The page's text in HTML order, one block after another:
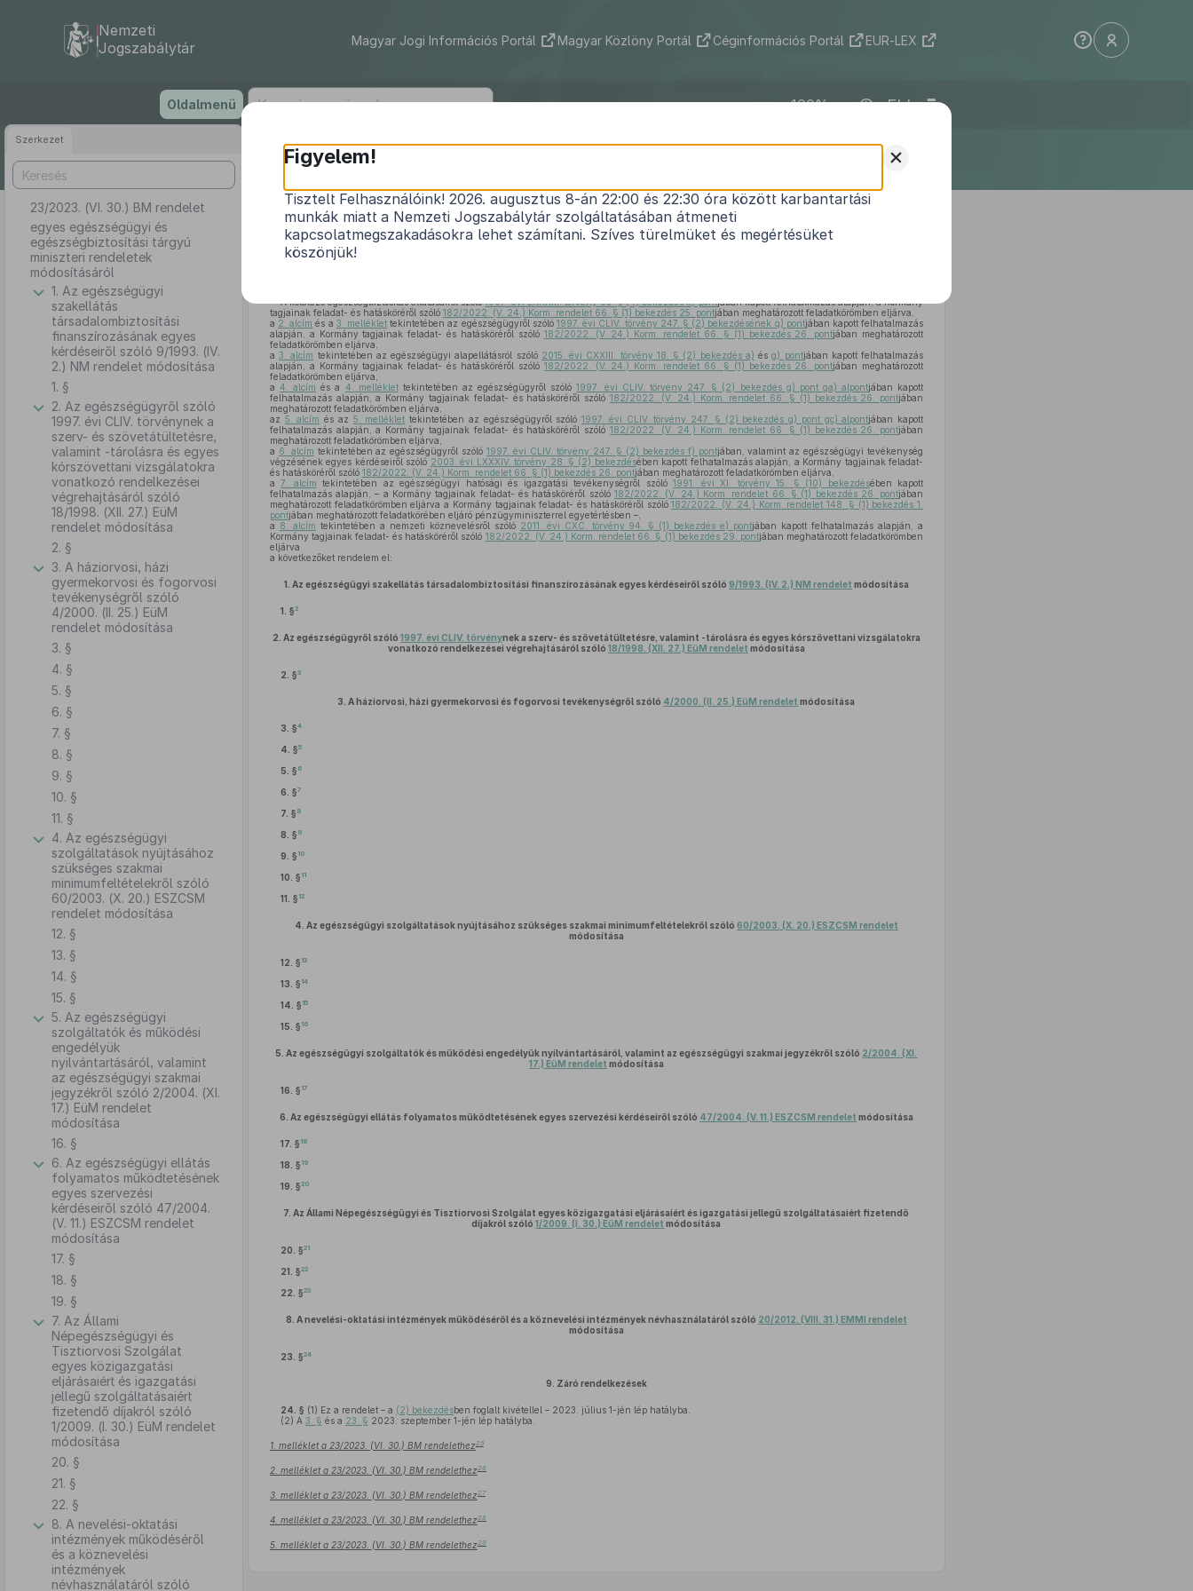
tartalomra
Nemzeti
Jogszabálytár
Magyar Jogi Információs Portál Magyar Közlöny Portál Céginformációs Portál EUR-LEX
Oldalmenü ELI
Szerkezet
23/2023. (VI. 30.) BM rendelet
egyes egészségügyi és
egészségbiztosítási tárgyú
miniszteri rendeletek
módosításáról
1. Az egészségügyi
szakellátás
társadalombiztosítási
finanszírozásának egyes
kérdéseiről szóló 9/1993. (IV.
2.) NM rendelet módosítása
1. §
2. Az egészségügyről szóló
1997. évi CLIV. törvénynek a
szerv- és szövetátültetésre,
valamint -tárolásra és egyes
kórszövettani vizsgálatokra
vonatkozó rendelkezései
végrehajtásáról szóló
18/1998. (XII. 27.) EüM
rendelet módosítása
2. §
3. A háziorvosi, házi
gyermekorvosi és fogorvosi
tevékenységről szóló
4/2000. (II. 25.) EüM
rendelet módosítása
3. §
4. §
5. §
6. §
7. §
8. §
9. §
10. §
11. §
4. Az egészségügyi
szolgáltatások nyújtásához
szükséges szakmai
minimumfeltételekről szóló
60/2003. (X. 20.) ESZCSM
rendelet módosítása
12. §
13. §
14. §
15. §
5. Az egészségügyi
szolgáltatók és működési
engedélyük
nyilvántartásáról, valamint
az egészségügyi szakmai
jegyzékről szóló 2/2004. (XI.
17.) EüM rendelet
módosítása
16. §
6. Az egészségügyi ellátás
folyamatos működtetésének
egyes szervezési
kérdéseiről szóló 47/2004.
(V. 11.) ESZCSM rendelet
módosítása
17. §
18. §
19. §
7. Az Állami
Népegészségügyi és
Tisztiorvosi Szolgálat
egyes közigazgatási
eljárásaiért és igazgatási
jellegű szolgáltatásaiért
fizetendő díjakról szóló
1/2009. (I. 30.) EüM rendelet
módosítása
20. §
21. §
22. §
8. A nevelési-oktatási
intézmények működéséről
és a köznevelési
intézmények
névhasználatáról szóló
23/2023. (VI. 30.) BM rendelet
egyes egészségügyi és egészségbiztosítási tárgyú miniszteri rendeletek
módosításáról1
A kötelező egészségbiztosítás ellátásairól szóló1997. évi LXXXIII. törvény 83. § (4) bekezdés k) pontjában kapott felhatalmazás alapján, a Kormány
tagjainak feladat- és hatásköréről szóló 182/2022. (V. 24.) Korm. rendelet 66. § (1) bekezdés 25. pontjában meghatározott feladatkörömben eljárva,
a 2. alcím és a 3. melléklet tekintetében az egészségügyről szóló1997. évi CLIV. törvény 247. § (2) bekezdésének q) pontjában kapott felhatalmazás
alapján, a Kormány tagjainak feladat- és hatásköréről szóló 182/2022. (V. 24.) Korm. rendelet 66. § (1) bekezdés 26. pontjában meghatározott
feladatkörömben eljárva,
a3. alcím tekintetében az egészségügyi alapellátásról szóló 2015. évi CXXIII. törvény 18. § (2) bekezdés a) ésg) pontjában kapott felhatalmazás
alapján, a Kormány tagjainak feladat- és hatásköréről szóló 182/2022. (V. 24.) Korm. rendelet 66. § (1) bekezdés 26. pontjában meghatározott
feladatkörömben eljárva,
a 4. alcím és a 4. melléklettekintetében az egészségügyről szóló1997. évi CLIV. törvény 247. § (2) bekezdés g) pont ga) alpontjában kapott
felhatalmazás alapján, a Kormány tagjainak feladat- és hatásköréről szóló182/2022. (V. 24.) Korm. rendelet 66. § (1) bekezdés 26. pontjában
meghatározott feladatkörömben eljárva,
az 5. alcím és az 5. melléklet tekintetében az egészségügyről szóló1997. évi CLIV. törvény 247. § (2) bekezdés g) pont gc) alpontjában kapott
felhatalmazás alapján, a Kormány tagjainak feladat- és hatásköréről szóló182/2022. (V. 24.) Korm. rendelet 66. § (1) bekezdés 26. pontjában
meghatározott feladatkörömben eljárva,
a 6. alcím tekintetében az egészségügyről szóló1997. évi CLIV. törvény 247. § (2) bekezdés f) pontjában, valamint az egészségügyi tevékenység
végzésének egyes kérdéseiről szóló 2003. évi LXXXIV. törvény 28. § (2) bekezdésében kapott felhatalmazás alapján, a Kormány tagjainak feladat-
és hatásköréről szóló 182/2022. (V. 24.) Korm. rendelet 66. § (1) bekezdés 26. pontjában meghatározott feladatkörömben eljárva,
a7. alcím tekintetében az egészségügyi hatósági és igazgatási tevékenységről szóló1991. évi XI. törvény 15. § (10) bekezdésében kapott
felhatalmazás alapján, – a Kormány tagjainak feladat- és hatásköréről szóló 182/2022. (V. 24.) Korm. rendelet 66. § (1) bekezdés 26. pontjában
meghatározott feladatkörömben eljárva a Kormány tagjainak feladat- és hatásköréről szóló182/2022. (V. 24.) Korm. rendelet 148. § (1) bekezdés 1.
pontjában meghatározott feladatkörében eljáró pénzügyminiszterrel egyetértésben –,
a 8. alcím tekintetében a nemzeti köznevelésről szóló 2011. évi CXC. törvény 94. § (1) bekezdés e) pontjában kapott felhatalmazás alapján, a
Kormány tagjainak feladat- és hatásköréről szóló 182/2022. (V. 24.) Korm. rendelet 66. § (1) bekezdés 29. pontjában meghatározott feladatkörömben
eljárva
a következőket rendelem el:
1. Az egészségügyi szakellátás társadalombiztosítási finanszírozásának egyes kérdéseiről szóló 9/1993. (IV. 2.) NM rendelet módosítása
1. §2
2. Az egészségügyről szóló 1997. évi CLIV. törvénynek a szerv- és szövetátültetésre, valamint -tárolásra és egyes kórszövettani vizsgálatokra
vonatkozó rendelkezései végrehajtásáról szóló 18/1998. (XII. 27.) EüM rendelet módosítása
2. §3
3. A háziorvosi, házi gyermekorvosi és fogorvosi tevékenységről szóló 4/2000. (II. 25.) EüM rendelet módosítása
3. §4
4. §5
5. § 6
6. §7
7. § 8
8. § 9
9. § 10
10. § 11
11. § 12
4. Az egészségügyi szolgáltatások nyújtásához szükséges szakmai minimumfeltételekről szóló 60/2003. (X. 20.) ESZCSM rendelet
módosítása
12. § 13
13. § 14
14. § 15
15. § 16
5. Az egészségügyi szolgáltatók és működési engedélyük nyilvántartásáról, valamint az egészségügyi szakmai jegyzékről szóló 2/2004. (XI.
17.) EüM rendelet módosítása
16. § 17
6. Az egészségügyi ellátás folyamatos működtetésének egyes szervezési kérdéseiről szóló 47/2004. (V. 11.) ESZCSM rendelet módosítása
17. § 18
18. § 19
19. §20
7. Az Állami Népegészségügyi és Tisztiorvosi Szolgálat egyes közigazgatási eljárásaiért és igazgatási jellegű szolgáltatásaiért fizetendő
díjakról szóló1/2009. (I. 30.) EüM rendelet módosítása
20. §21
21. §22
22. §23
8. A nevelési-oktatási intézmények működéséről és a köznevelési intézmények névhasználatáról szóló 20/2012. (VIII. 31.) EMMI rendelet
módosítása
23. §24
9. Záró rendelkezések
24. § (1) Ez a rendelet – a (2) bekezdésben foglalt kivétellel – 2023. július 1-jén lép hatályba.
(2) A 3. § és a 23. § 2023. szeptember 1-jén lép hatályba.
1. melléklet a 23/2023. (VI. 30.) BM rendelethez 25
2. melléklet a 23/2023. (VI. 30.) BM rendelethez 26
3. melléklet a 23/2023. (VI. 30.) BM rendelethez 27
4. melléklet a 23/2023. (VI. 30.) BM rendelethez 28
5. melléklet a 23/2023. (VI. 30.) BM rendelethez 29
+
Figyelem!
Tisztelt Felhasználóink! 2026. augusztus 8-án 22:00 és 22:30 óra között karbantartási
munkák miatt a Nemzeti Jogszabálytár szolgáltatásában átmeneti
kapcsolatmegszakadásokra lehet számítani. Szíves türelmüket és megértésüket
köszönjük!